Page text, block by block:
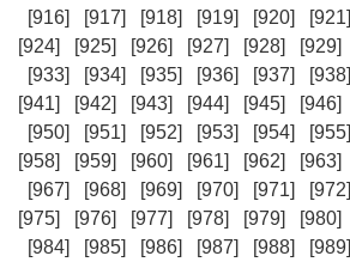
[916] [917] [918] [919] [920] [921]
[924]
[925] [926] [927] [928] [929]
[933]
[934] [935] [936] [937] [938]
[941]
[942] [943] [944] [945] [946]
[950]
[951] [952] [953] [954] [955]
[958]
[959] [960] [961] [962] [963]
[967]
[968] [969] [970] [971] [972]
[975]
[976] [977] [978] [979] [980]
[984]
[985] [986] [987] [988] [989]